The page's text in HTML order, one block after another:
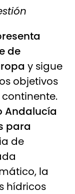
de
y sigue
objetivos
Andalucía
para
de
la
hídricos